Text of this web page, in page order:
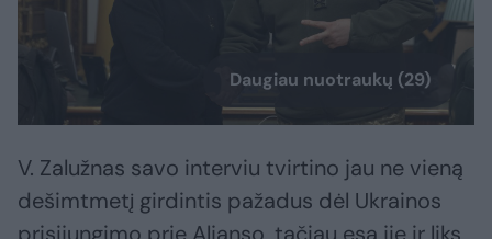
Daugiau nuotraukų (29)
V. Zalužnas savo interviu tvirtino jau ne vieną
dešimtmetį girdintis pažadus dėl Ukrainos